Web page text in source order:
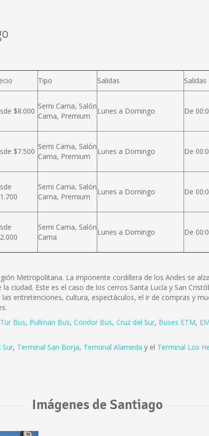
Tipo Salidas Salidas
$8.000
Semi Cama, Salón
Cama, Premium
Lunes a Domingo De
$7.500
Semi Cama, Salón
Cama, Premium
Lunes a Domingo De
Semi Cama, Salón
Cama, Premium
Lunes a Domingo De
Semi Cama, Salón
Cama
Lunes a Domingo De
Metropolitana. La imponente cordillera de los Andes se
ciudad. Este es el caso de los cerros Santa Lucía y San
entretenciones, cultura, espectáculos, el ir de compras y
Tur Bus, Pullman Bus, Condor Bus, Cruz del Sur, Buses ETM,
Sur, Terminal San Borja, Terminal Alameda y el Terminal Los
Imágenes de Santiago